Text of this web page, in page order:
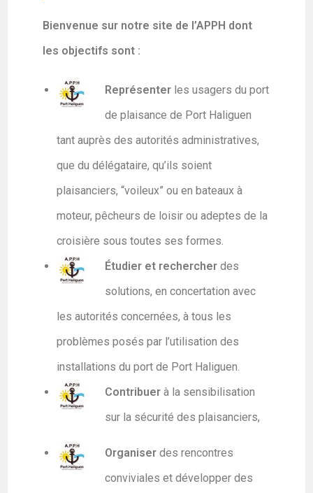
Bienvenue sur notre site de l’APPH dont
les objectifs sont :
Représenter les usagers du port
de plaisance de Port Haliguen
tant auprès des autorités administratives,
que du délégataire, qu’ils soient
plaisanciers, “voileux” ou en bateaux à
moteur, pêcheurs de loisir ou adeptes de la
croisière sous toutes ses formes.
Étudier et rechercher des
solutions, en concertation avec
les autorités concernées, à tous les
problèmes posés par l’utilisation des
installations du port de Port Haliguen.
Contribuer à la sensibilisation
sur la sécurité des plaisanciers,
Organiser des rencontres
conviviales et développer des